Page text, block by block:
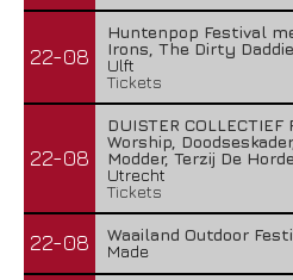
22-08
Huntenpop Festival
Irons, The Dirty
Ulft
Tickets
22-08
DUISTER
Worship,
Modder, Terzij De
Utrecht
Tickets
22-08
Waailand Outdoor
Made